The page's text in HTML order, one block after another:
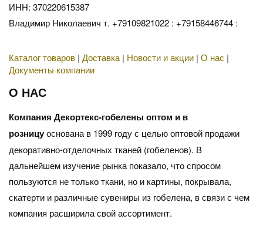
ИНН: 370220615387
Владимир Николаевич т. +79109821022 : +79158446744 :
Каталог товаров | Доставка| Новости и акции | О нас |
Документы компании
О НАС
Компания Декортекс-гобелены оптом и в
розницуоснована в 1999 году с целью оптовой продажи
декоративно-отделочных тканей (гобеленов). В
дальнейшем изучение рынка показало, что спросом
пользуются не только ткани, но и картины, покрывала,
скатерти и различные сувениры из гобелена, в связи с чем
компания расширила свой ассортимент.